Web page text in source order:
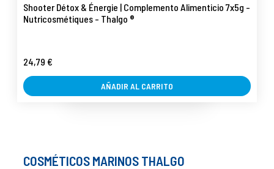
Shooter Détox & Énergie | Complemento Alimenticio 7x5g -
Nutricosmétiques - Thalgo ®
24,79 €
AÑADIR AL CARRITO
COSMÉTICOS MARINOS THALGO